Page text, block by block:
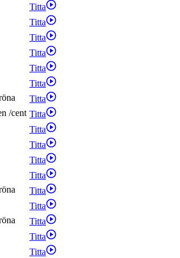
Titta
Titta
Titta
Titta
Titta
Titta
Titta
/cent Titta
Titta
Titta
Titta
Titta
Titta
Titta
Titta
Titta
Titta